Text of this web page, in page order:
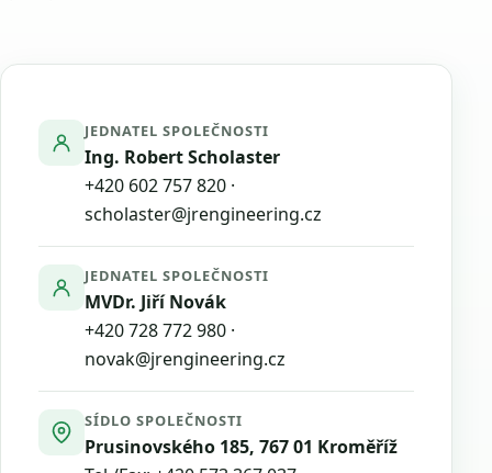
JEDNATEL SPOLEČNOSTI
Ing. Robert Scholaster
+420 602 757 820 ·
scholaster@jrengineering.cz
JEDNATEL SPOLEČNOSTI
MVDr. Jiří Novák
+420 728 772 980 ·
novak@jrengineering.cz
SÍDLO SPOLEČNOSTI
Prusinovského 185, 767 01 Kroměříž